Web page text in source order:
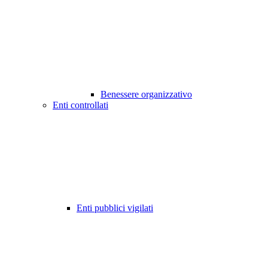
Benessere organizzativo
Enti controllati
Enti pubblici vigilati